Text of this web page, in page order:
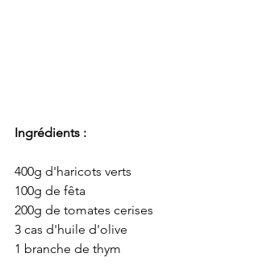
Ingrédients :
400g d'haricots verts
100g de fêta
200g de tomates cerises
3 cas d'huile d'olive
1 branche de thym